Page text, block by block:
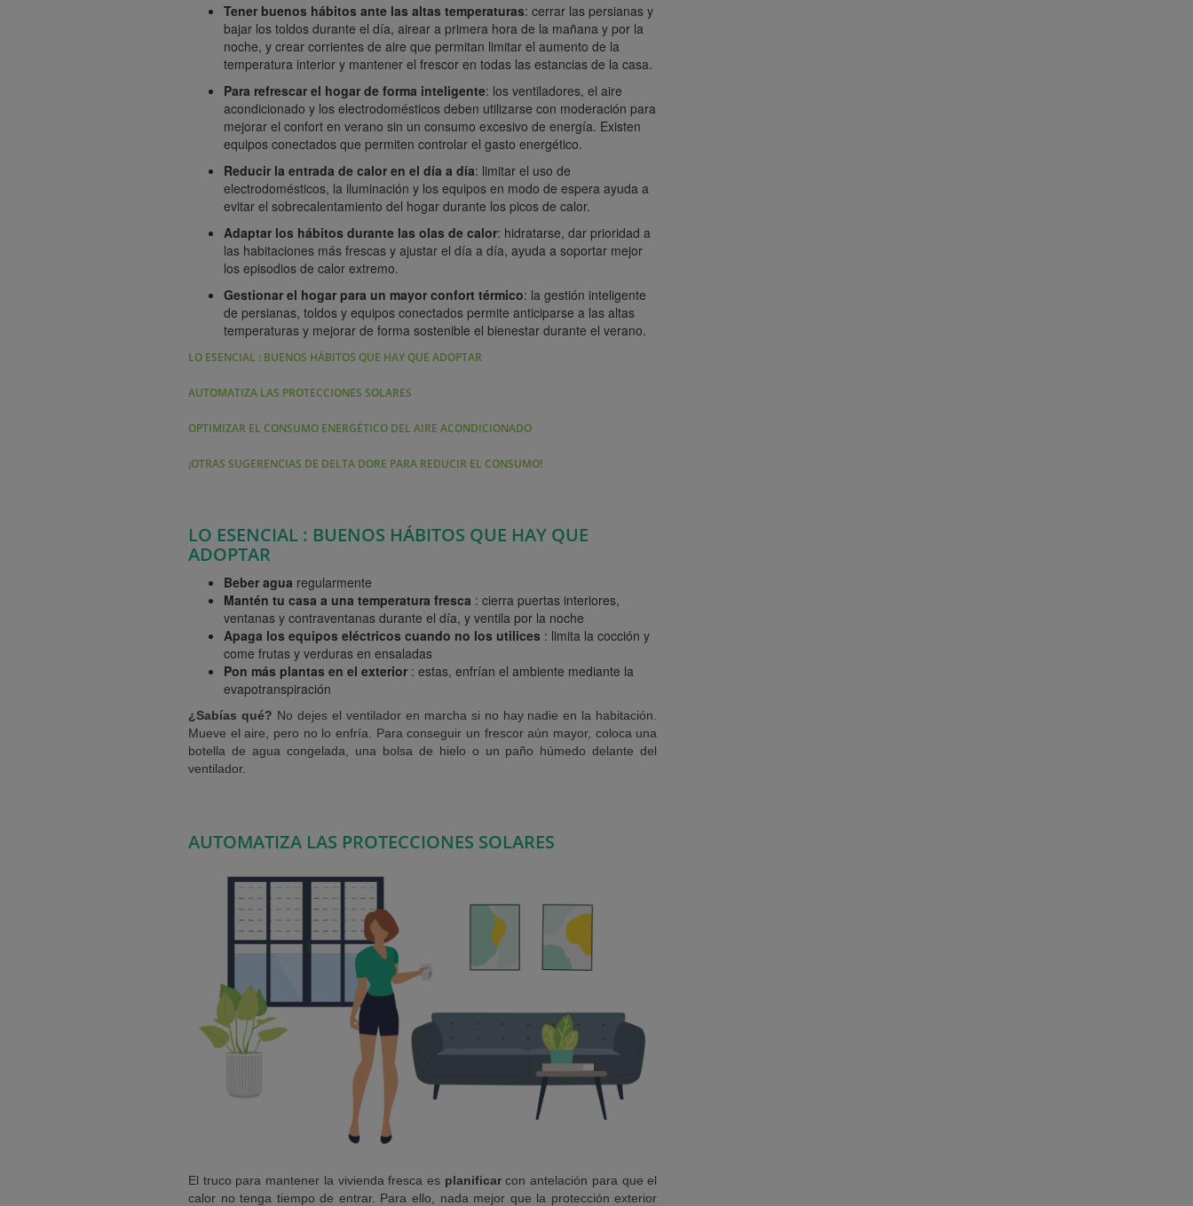
Tener buenos hábitos ante las altas temperaturas: cerrar las persianas y
bajar los toldos durante el día, airear a primera hora de la mañana y por la
noche, y crear corrientes de aire que permitan limitar el aumento de la
temperatura interior y mantener el frescor en todas las estancias de la casa.
Para refrescar el hogar de forma inteligente: los ventiladores, el aire
acondicionado y los electrodomésticos deben utilizarse con moderación para
mejorar el confort en verano sin un consumo excesivo de energía. Existen
equipos conectados que permiten controlar el gasto energético.
Reducir la entrada de calor en el día a día: limitar el uso de
electrodomésticos, la iluminación y los equipos en modo de espera ayuda a
evitar el sobrecalentamiento del hogar durante los picos de calor.
Adaptar los hábitos durante las olas de calor: hidratarse, dar prioridad a
las habitaciones más frescas y ajustar el día a día, ayuda a soportar mejor
los episodios de calor extremo.
Gestionar el hogar para un mayor confort térmico: la gestión inteligente
de persianas, toldos y equipos conectados permite anticiparse a las altas
temperaturas y mejorar de forma sostenible el bienestar durante el verano.
LO ESENCIAL : BUENOS HÁBITOS QUE HAY QUE ADOPTAR
AUTOMATIZA LAS PROTECCIONES SOLARES
OPTIMIZAR EL CONSUMO ENERGÉTICO DEL AIRE ACONDICIONADO
¡OTRAS SUGERENCIAS DE DELTA DORE PARA REDUCIR EL CONSUMO!
LO ESENCIAL : BUENOS HÁBITOS QUE HAY QUE
ADOPTAR
Beber agua regularmente
Mantén tu casa a una temperatura fresca : cierra puertas interiores,
ventanas y contraventanas durante el día, y ventila por la noche
Apaga los equipos eléctricos cuando no los utilices : limita la cocción y
come frutas y verduras en ensaladas
Pon más plantas en el exterior : estas, enfrían el ambiente mediante la
evapotranspiración
¿Sabías qué? No dejes el ventilador en marcha si no hay nadie en la habitación.
Mueve el aire, pero no lo enfría. Para conseguir un frescor aún mayor, coloca una
botella de agua congelada, una bolsa de hielo o un paño húmedo delante del
ventilador.
AUTOMATIZA LAS PROTECCIONES SOLARES
El truco para mantener la vivienda fresca es planificarcon antelación para que el
calor no tenga tiempo de entrar. Para ello, nada mejor que la protección exterior